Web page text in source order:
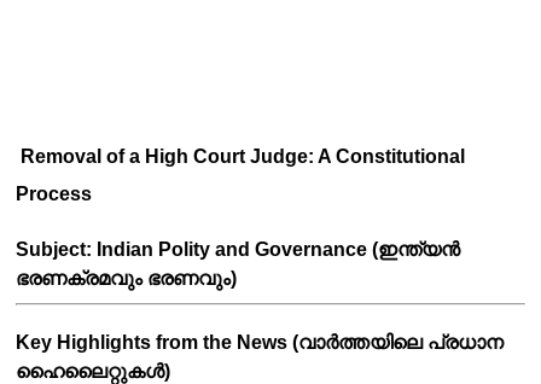
Removal of a High Court Judge: A Constitutional
Process
Subject: Indian Polity and Governance (ഇന്ത്യൻ
ഭരണക്രമവും ഭരണവും)
Key Highlights from the News (വാർത്തയിലെ പ്രധാന
ഹൈലൈറ്റുകൾ)